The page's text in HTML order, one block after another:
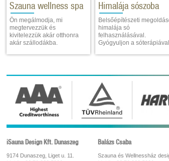
Szauna wellness spa
Ön megálmodja, mi
megtervezzük és
kivitelezzük akár otthonra
akár szállodákba.
Himalája sószoba
Belsőépítészeti
himalája só
felhasználásával.
Gyógyuljon a
iSauna Design Kft. Dunaszeg
9174 Dunaszeg, Liget u. 11.
Balázs Csaba
Szauna és Wellnessház